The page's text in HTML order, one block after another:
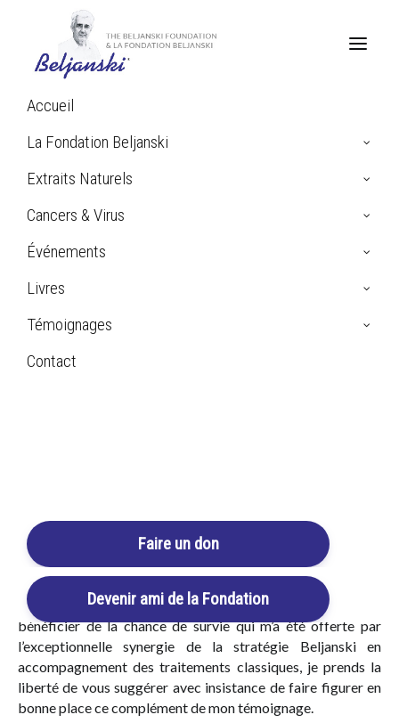
Accueil
La Fondation Beljanski
Extraits Naturels
Cancers & Virus
Événements
Livres
Témoignages
Contact
Faire un don
Devenir ami de la Fondation
Perlier (mis à jour le 13 mars
2026): Cancer de l’intestin
Mise à jour du témoignage
(ajout de l’auteur – 25 ans après le diagnostic)
Soucieux de permettre à un maximum de patients de
bénéficier de la chance de survie qui m’a été offerte par
l’exceptionnelle synergie de la stratégie Beljanski en
accompagnement des traitements classiques, je prends la
liberté de vous suggérer avec insistance de faire figurer en
bonne place ce complément de mon témoignage.